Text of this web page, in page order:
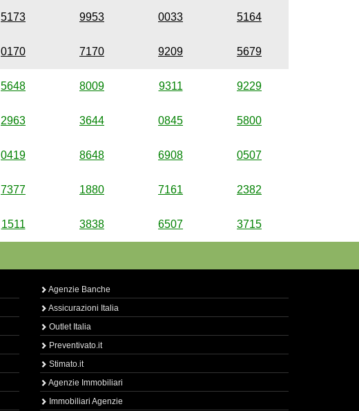
5173 9953 0033 5164
0170 7170 9209 5679
5648 8009 9311 9229
2963 3644 0845 5800
0419 8648 6908 0507
7377 1880 7161 2382
1511 3838 6507 3715
Agenzie Banche
Assicurazioni Italia
Outlet Italia
Preventivato.it
Stimato.it
Agenzie Immobiliari
Immobiliari Agenzie